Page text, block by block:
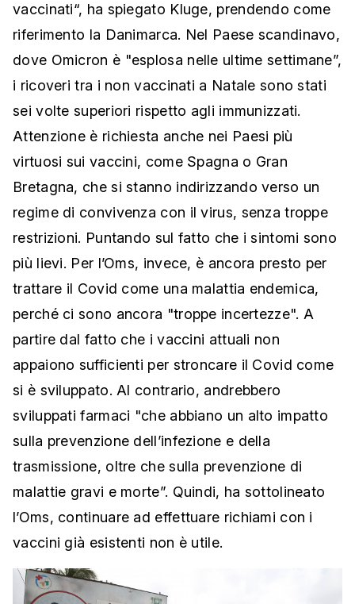
vaccinati“, ha spiegato Kluge, prendendo come
riferimento la Danimarca. Nel Paese scandinavo,
dove Omicron è "esplosa nelle ultime settimane”,
i ricoveri tra i non vaccinati a Natale sono stati
sei volte superiori rispetto agli immunizzati.
Attenzione è richiesta anche nei Paesi più
virtuosi sui vaccini, come Spagna o Gran
Bretagna, che si stanno indirizzando verso un
regime di convivenza con il virus, senza troppe
restrizioni. Puntando sul fatto che i sintomi sono
più lievi. Per l’Oms, invece, è ancora presto per
trattare il Covid come una malattia endemica,
perché ci sono ancora "troppe incertezze". A
partire dal fatto che i vaccini attuali non
appaiono sufficienti per stroncare il Covid come
si è sviluppato. Al contrario, andrebbero
sviluppati farmaci "che abbiano un alto impatto
sulla prevenzione dell’infezione e della
trasmissione, oltre che sulla prevenzione di
malattie gravi e morte”. Quindi, ha sottolineato
l’Oms, continuare ad effettuare richiami con i
vaccini già esistenti non è utile.